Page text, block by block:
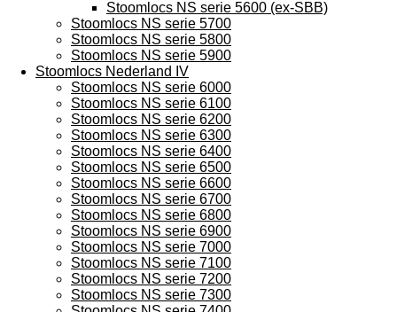
Stoomlocs NS serie 5600 (ex-SBB)
Stoomlocs NS serie 5700
Stoomlocs NS serie 5800
Stoomlocs NS serie 5900
Stoomlocs Nederland IV
Stoomlocs NS serie 6000
Stoomlocs NS serie 6100
Stoomlocs NS serie 6200
Stoomlocs NS serie 6300
Stoomlocs NS serie 6400
Stoomlocs NS serie 6500
Stoomlocs NS serie 6600
Stoomlocs NS serie 6700
Stoomlocs NS serie 6800
Stoomlocs NS serie 6900
Stoomlocs NS serie 7000
Stoomlocs NS serie 7100
Stoomlocs NS serie 7200
Stoomlocs NS serie 7300